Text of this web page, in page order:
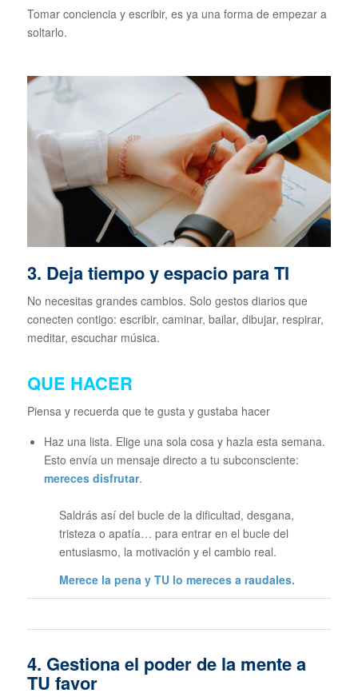
Tomar conciencia y escribir, es ya una forma de empezar a
soltarlo.
3. Deja tiempo y espacio para TI
No necesitas grandes cambios. Solo gestos diarios que
conecten contigo: escribir, caminar, bailar, dibujar, respirar,
meditar, escuchar música.
QUE HACER
Piensa y recuerda que te gusta y gustaba hacer
Haz una lista. Elige una sola cosa y hazla esta semana.
Esto envía un mensaje directo a tu subconsciente:
mereces disfrutar.
Saldrás así del bucle de la dificultad, desgana,
tristeza o apatía… para entrar en el bucle del
entusiasmo, la motivación y el cambio real.
Merece la pena y TU lo mereces a raudales.
4. Gestiona el poder de la mente a
TU favor